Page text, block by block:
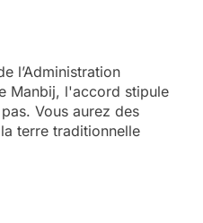
l’Administration
Manbij, l'accord stipule
Vous aurez des
terre traditionnelle